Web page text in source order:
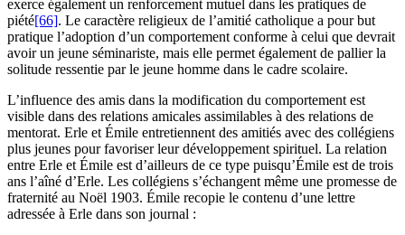
exerce également un renforcement mutuel dans les pratiques de
piété[66]. Le caractère religieux de l’amitié catholique a pour but
pratique l’adoption d’un comportement conforme à celui que devrait
avoir un jeune séminariste, mais elle permet également de pallier la
solitude ressentie par le jeune homme dans le cadre scolaire.
L’influence des amis dans la modification du comportement est
visible dans des relations amicales assimilables à des relations de
mentorat. Erle et Émile entretiennent des amitiés avec des collégiens
plus jeunes pour favoriser leur développement spirituel. La relation
entre Erle et Émile est d’ailleurs de ce type puisqu’Émile est de trois
ans l’aîné d’Erle. Les collégiens s’échangent même une promesse de
fraternité au Noël 1903. Émile recopie le contenu d’une lettre
adressée à Erle dans son journal :